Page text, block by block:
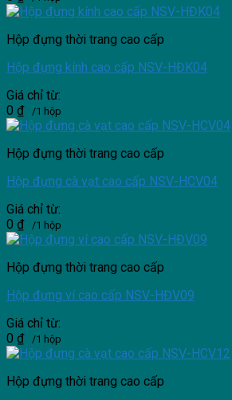
Hộp đựng thời trang cao cấp
Hộp đựng kính cao cấp NSV-HĐK04
Giá chỉ từ:
0 ₫ /1 hộp
Hộp đựng thời trang cao cấp
Hộp đựng cà vạt cao cấp NSV-HCV04
Giá chỉ từ:
0 ₫ /1 hộp
Hộp đựng thời trang cao cấp
Hộp đựng ví cao cấp NSV-HĐV09
Giá chỉ từ:
0 ₫ /1 hộp
Hộp đựng thời trang cao cấp